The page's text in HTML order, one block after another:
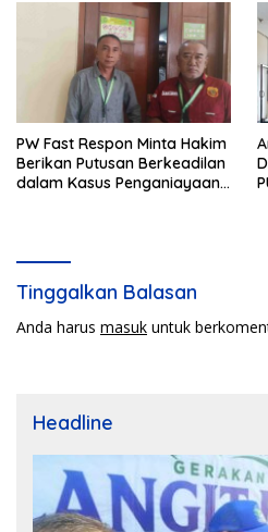
PW Fast Respon Minta Hakim
Berikan Putusan Berkeadilan
dalam Kasus Penganiayaan
Tinggalkan Balasan
Anda harus masuk untuk
Headline